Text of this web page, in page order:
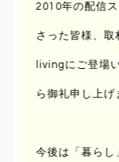
2010年の配信
さった皆様、取
livingにご登場
ら御礼申し上げ
今後は「暮らし